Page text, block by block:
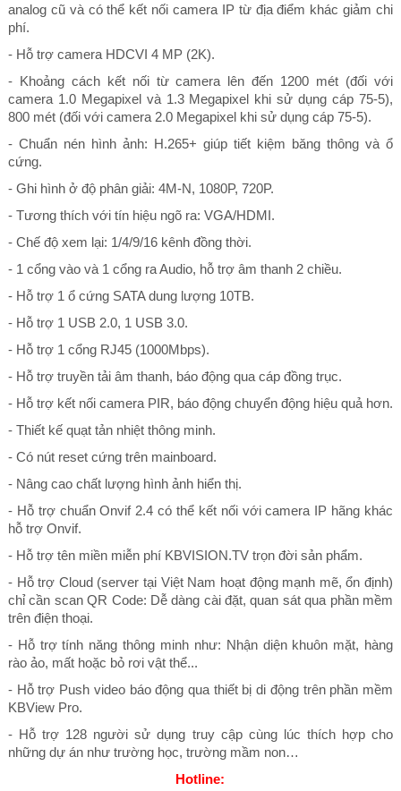
analog cũ và có thể kết nối camera IP từ địa điểm khác giảm chi
phí.
- Hỗ trợ camera HDCVI 4 MP (2K).
- Khoảng cách kết nối từ camera lên đến 1200 mét (đối với
camera 1.0 Megapixel và 1.3 Megapixel khi sử dụng cáp 75-5),
800 mét (đối với camera 2.0 Megapixel khi sử dụng cáp 75-5).
- Chuẩn nén hình ảnh: H.265+ giúp tiết kiệm băng thông và ổ
cứng.
- Ghi hình ở độ phân giải: 4M-N, 1080P, 720P.
- Tương thích với tín hiệu ngõ ra: VGA/HDMI.
- Chế độ xem lại: 1/4/9/16 kênh đồng thời.
- 1 cổng vào và 1 cổng ra Audio, hỗ trợ âm thanh 2 chiều.
- Hỗ trợ 1 ổ cứng SATA dung lượng 10TB.
- Hỗ trợ 1 USB 2.0, 1 USB 3.0.
- Hỗ trợ 1 cổng RJ45 (1000Mbps).
- Hỗ trợ truyền tải âm thanh, báo động qua cáp đồng trục.
- Hỗ trợ kết nối camera PIR, báo động chuyển động hiệu quả hơn.
- Thiết kế quạt tản nhiệt thông minh.
- Có nút reset cứng trên mainboard.
- Nâng cao chất lượng hình ảnh hiển thị.
- Hỗ trợ chuẩn Onvif 2.4 có thể kết nối với camera IP hãng khác
hỗ trợ Onvif.
- Hỗ trợ tên miền miễn phí KBVISION.TV trọn đời sản phẩm.
- Hỗ trợ Cloud (server tại Việt Nam hoạt động mạnh mẽ, ổn định)
chỉ cần scan QR Code: Dễ dàng cài đặt, quan sát qua phần mềm
trên điện thoại.
- Hỗ trợ tính năng thông minh như: Nhận diện khuôn mặt, hàng
rào ảo, mất hoặc bỏ rơi vật thể...
- Hỗ trợ Push video báo động qua thiết bị di động trên phần mềm
KBView Pro.
- Hỗ trợ 128 người sử dụng truy cập cùng lúc thích hợp cho
những dự án như trường học, trường mầm non…
Hotline: